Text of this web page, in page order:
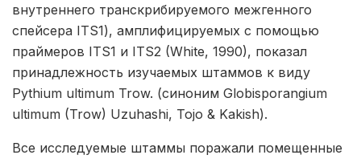
внутреннего транскрибируемого межгенного
спейсера ITS1), амплифицируемых с помощью
праймеров ITS1 и ITS2 (White, 1990), показал
принадлежность изучаемых штаммов к виду
Pythium ultimum Trow. (синоним Globisporangium
ultimum (Trow) Uzuhashi, Tojo & Kakish).
Все исследуемые штаммы поражали помещенные